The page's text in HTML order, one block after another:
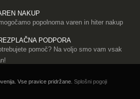
NAKUP
popolnoma varen in hiter nakup
PODPORA
pomoč? Na voljo smo vam vsak
Vse pravice pridržane. Splošni pogoji